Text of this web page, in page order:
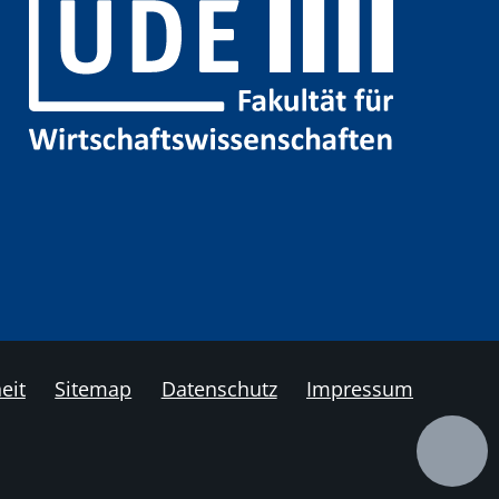
Sitemap Datenschutz Impressum